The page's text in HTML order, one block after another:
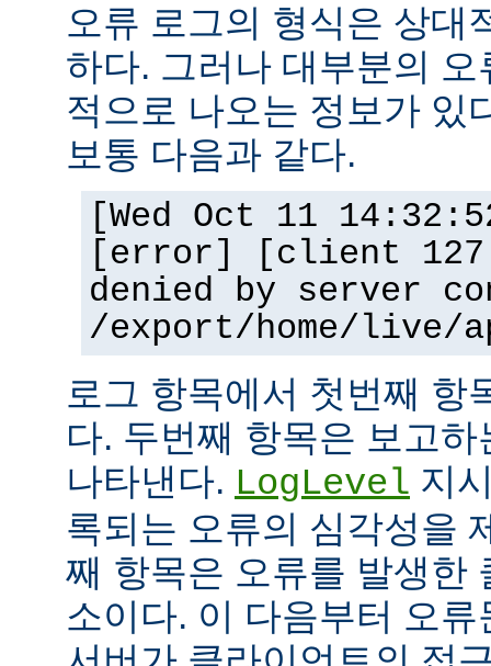
오류 로그의 형식은 상대
하다. 그러나 대부분의
적으로 나오는 정보가 있
보통 다음과 같다.
[Wed Oct 11
[error] [client
denied by server
/export/home/live/
로그 항목에서 첫번째 항
다. 두번째 항목은 보고
나타낸다. LogLevel 지
록되는 오류의 심각성을
째 항목은 오류를 발생한
소이다. 이 다음부터 오